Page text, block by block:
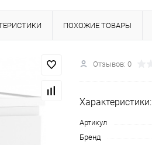
ПОХОЖИЕ ТОВАРЫ
Отзывов: 0
Характеристики:
Артикул
Бренд